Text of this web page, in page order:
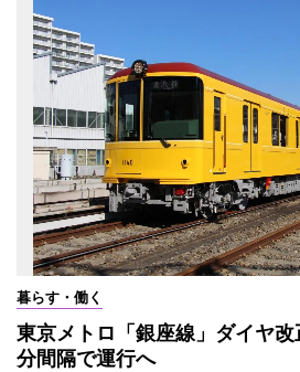
暮らす・働く
東京メトロ「銀座線」ダイヤ
分間隔で運行へ